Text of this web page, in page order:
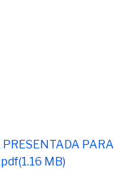
PARA
(1.16 MB)